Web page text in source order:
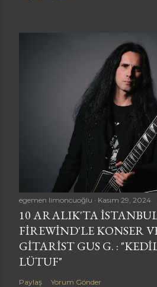
egemen limoncuoğlu Kasım 29, 2024
10 ARALIK'TA
FIREWIND'LE KONSER
GITARIST GUS G. :
LÜTUF"
Paylaş Yorum Gönder